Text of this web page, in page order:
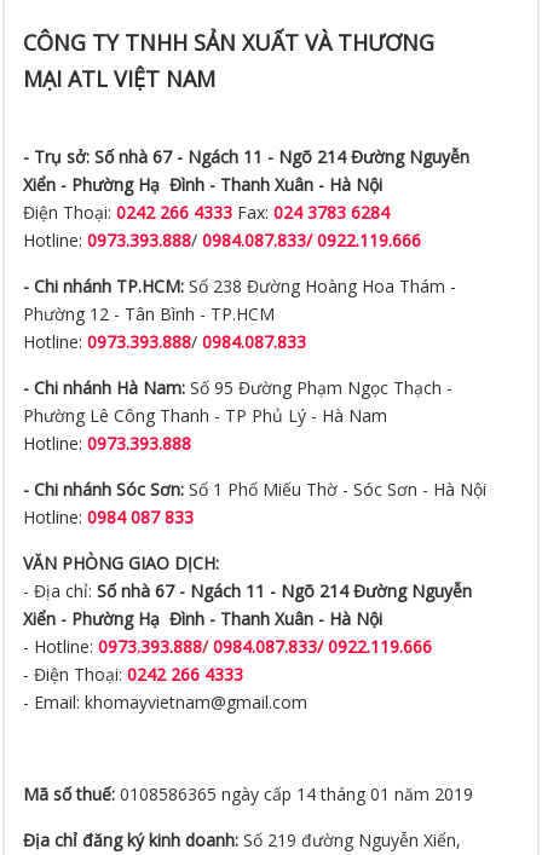
CÔNG TY TNHH SẢN XUẤT VÀ THƯƠNG
MẠI ATL VIỆT NAM
- Trụ sở: Số nhà 67 - Ngách 11 - Ngõ 214 Đường Nguyễn
Xiển - Phường Hạ Đình - Thanh Xuân - Hà Nội
Điện Thoại:0242 266 4333 Fax:024 3783 6284
Hotline:0973.393.888/0984.087.833/ 0922.119.666
- Chi nhánh TP.HCM: Số 238 Đường Hoàng Hoa Thám -
Phường 12 - Tân Bình - TP.HCM
Hotline:0973.393.888/0984.087.833
- Chi nhánh Hà Nam: Số 95 Đường Phạm Ngọc Thạch -
Phường Lê Công Thanh - TP Phủ Lý - Hà Nam
Hotline:0973.393.888
- Chi nhánh Sóc Sơn: Số 1 Phố Miếu Thờ - Sóc Sơn - Hà Nội
Hotline:0984 087 833
VĂN PHÒNG GIAO DỊCH:
- Địa chỉ:Số nhà 67 - Ngách 11 - Ngõ 214 Đường Nguyễn
Xiển - Phường Hạ Đình - Thanh Xuân - Hà Nội
- Hotline:0973.393.888/ 0984.087.833/ 0922.119.666
- Điện Thoại:0242 266 4333
- Email: khomayvietnam@gmail.com
Mã số thuế:0108586365 ngày cấp 14 tháng 01 năm 2019
Địa chỉ đăng ký kinh doanh:Số 219 đường Nguyễn Xiển,